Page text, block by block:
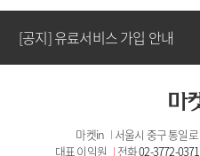
[공지] 유료서비스 가입 안내
[공지] 새로워진 마켓인, 성공투
[공지] 유료서비스 가입 안내
마켓in I 서울시 중구 통일
대표 이익원 I 전화02-3772-0371